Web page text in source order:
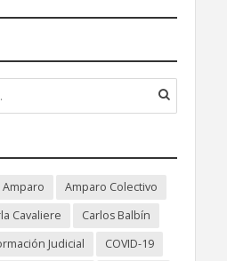
Amparo
Amparo Colectivo
Cavaliere
Carlos Balbín
Judicial
COVID-19